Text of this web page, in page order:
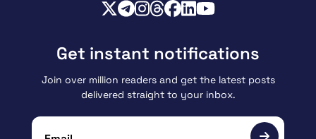
Get instant notifications
Join over million readers and get the latest posts
delivered straight to your inbox.